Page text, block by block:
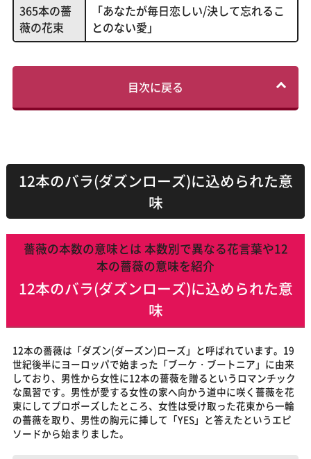
365本の薔
薇の花束
「あなたが毎日恋しい/決して忘れるこ
とのない愛」
目次に戻る
12本のバラ(ダズンローズ)に込められた意
味
薔薇の本数の意味とは 本数別で異なる花言葉や12
本の薔薇の意味を紹介
12本のバラ(ダズンローズ)に込められた意
味
12本の薔薇は「ダズン(ダーズン)ローズ」と呼ばれています。19
世紀後半にヨーロッパで始まった「ブーケ・ブートニア」に由来
しており、男性から女性に12本の薔薇を贈るというロマンチック
な風習です。男性が愛する女性の家へ向かう道中に咲く薔薇を花
束にしてプロポーズしたところ、女性は受け取った花束から一輪
の薔薇を取り、男性の胸元に挿して「YES」と答えたというエピ
ソードから始まりました。